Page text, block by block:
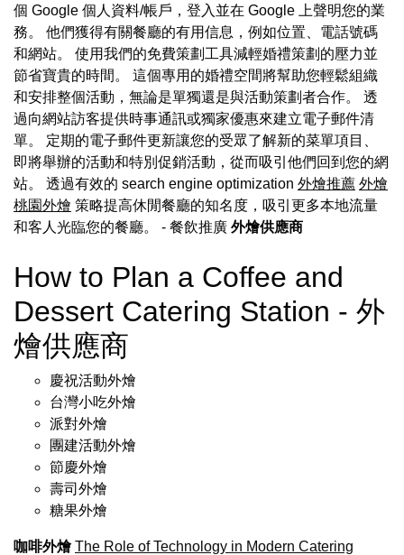
個 Google 個人資料/帳戶，登入並在 Google 上聲明您的業
務。 他們獲得有關餐廳的有用信息，例如位置、電話號碼
和網站。 使用我們的免費策劃工具減輕婚禮策劃的壓力並
節省寶貴的時間。 這個專用的婚禮空間將幫助您輕鬆組織
和安排整個活動，無論是單獨還是與活動策劃者合作。 透
過向網站訪客提供時事通訊或獨家優惠來建立電子郵件清
單。 定期的電子郵件更新讓您的受眾了解新的菜單項目、
即將舉辦的活動和特別促銷活動，從而吸引他們回到您的網
站。 透過有效的 search engine optimization 外燴推薦 外燴
桃園外燴 策略提高休閒餐廳的知名度，吸引更多本地流量
和客人光臨您的餐廳。 - 餐飲推廣 外燴供應商
How to Plan a Coffee and
Dessert Catering Station - 外
燴供應商
慶祝活動外燴
台灣小吃外燴
派對外燴
團建活動外燴
節慶外燴
壽司外燴
糖果外燴
咖啡外燴 The Role of Technology in Modern Catering